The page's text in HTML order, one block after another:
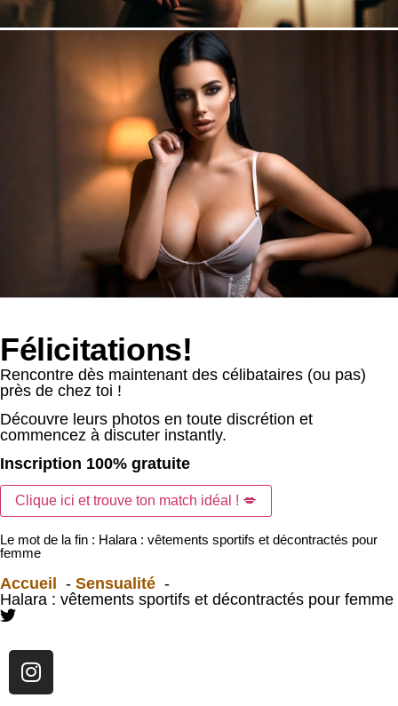
Félicitations!
Rencontre dès maintenant des célibataires (ou pas)
près de chez toi !
Découvre leurs photos en toute discrétion et
commencez à discuter instantly.
Inscription 100% gratuite
Clique ici et trouve ton match idéal ! 💋
Le mot de la fin : Halara : vêtements sportifs et décontractés pour
femme
Accueil
Sensualité
Halara : vêtements sportifs et décontractés pour femme